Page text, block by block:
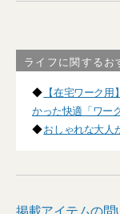
ライフに関するお
◆ 【在宅ワーク
かった快適「ワー
◆おしゃれな大人
掲載アイテムの問